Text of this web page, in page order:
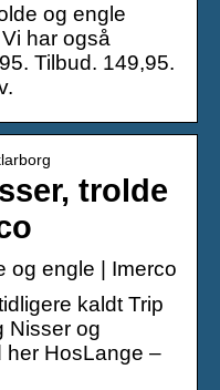
og engle
har også
Tilbud. 149,95.
trolde
og engle | Imerco
kaldt Trip
Nisser og
her HosLange –